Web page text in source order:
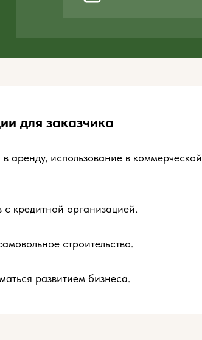
для заказчика
аренду, использование в коммерческой
с кредитной организацией.
строительство.
развитием бизнеса.